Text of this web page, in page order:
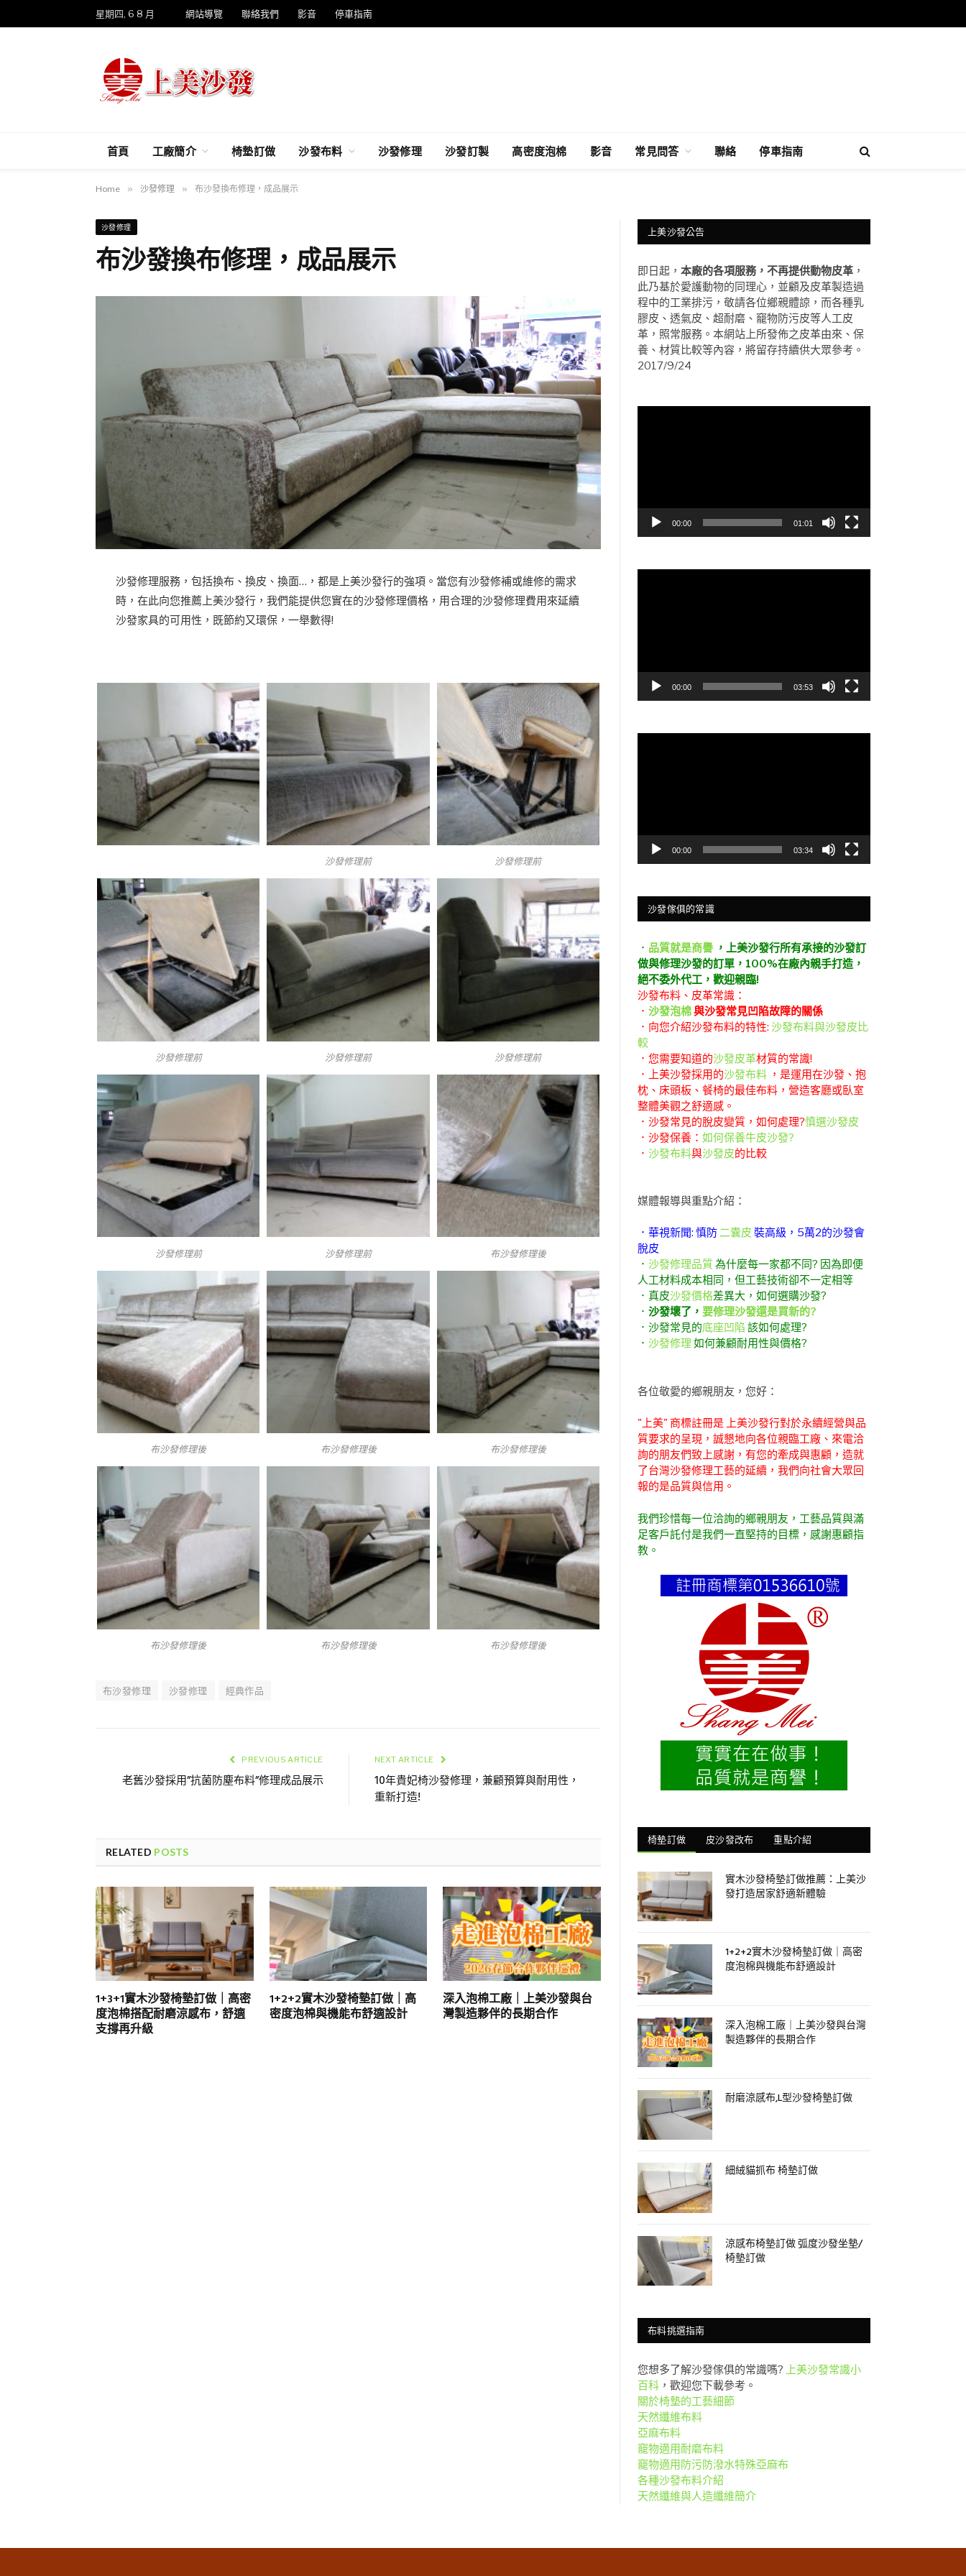
星期四, 6 8 月 網站導覽 聯絡我們 影音 停車指南
首頁 工廠簡介 椅墊訂做 沙發布料 沙發修理 沙發訂製 高密度泡棉 影音 常見問答 聯絡 停車指南
Home » 沙發修理 » 布沙發換布修理，成品展示
沙發修理
布沙發換布修理，成品展示
沙發修理服務，包括換布、換皮、換面…，都是上美沙發行的強項。當您有沙發修補或維修的需求
時，在此向您推薦上美沙發行，我們能提供您實在的沙發修理價格，用合理的沙發修理費用來延續
沙發家具的可用性，既節約又環保，一舉數得!
沙發修理前 沙發修理前
沙發修理前 沙發修理前 沙發修理前
沙發修理前 沙發修理前 布沙發修理後
布沙發修理後 布沙發修理後 布沙發修理後
布沙發修理後 布沙發修理後 布沙發修理後
布沙發修理 沙發修理 經典作品
PREVIOUS ARTICLE
老舊沙發採用”抗菌防塵布料”修理成品展示
NEXT ARTICLE
10年貴妃椅沙發修理，兼顧預算與耐用性，
重新打造!
RELATED POSTS
1+3+1實木沙發椅墊訂做｜高密
度泡棉搭配耐磨涼感布，舒適
支撐再升級
1+2+2實木沙發椅墊訂做｜高
密度泡棉與機能布舒適設計
深入泡棉工廠｜上美沙發與台
灣製造夥伴的長期合作
上美沙發公告
即日起， 本廠的各項服務，不再提供動物皮革 ，
此乃基於愛護動物的同理心，並顧及皮革製造過
程中的工業排污，敬請各位鄉親體諒，而各種乳
膠皮、透氣皮、超耐磨、竉物防污皮等人工皮
革，照常服務。本網站上所發佈之皮革由來、保
養、材質比較等內容，將留存持續供大眾參考。
2017/9/24
00:00 01:01
00:00 03:53
00:00 03:34
沙發傢俱的常識
． 品質就是商譽，上美沙發行所有承接的沙發訂
做與修理沙發的訂單，100%在廠內親手打造，
絕不委外代工，歡迎親臨!
沙發布料、皮革常識：
． 沙發泡棉與沙發常見凹陷故障的關係
．向您介紹沙發布料的特性: 沙發布料與沙發皮比
較
．您需要知道的沙發皮革材質的常識!
．上美沙發採用的沙發布料 ，是運用在沙發、抱
枕、床頭板、餐椅的最佳布料，營造客廳或臥室
整體美觀之舒適感。
．沙發常見的脫皮變質，如何處理?慎選沙發皮
．沙發保養： 如何保養牛皮沙發?
． 沙發布料與沙發皮的比較
媒體報導與重點介紹：
．華視新聞: 慎防二囊皮 裝高級，5萬2的沙發會
脫皮
． 沙發修理品質為什麼每一家都不同? 因為即便
人工材料成本相同，但工藝技術卻不一定相等
．真皮沙發價格差異大，如何選購沙發?
． 沙發壞了， 要修理沙發還是買新的?
．沙發常見的底座凹陷 該如何處理?
． 沙發修理 如何兼顧耐用性與價格?
各位敬愛的鄉親朋友，您好：
"上美" 商標註冊是 上美沙發行對於永續經營與品
質要求的呈現，誠懇地向各位親臨工廠、來電洽
詢的朋友們致上感謝，有您的牽成與惠顧，造就
了台灣沙發修理工藝的延續，我們向社會大眾回
報的是品質與信用。
我們珍惜每一位洽詢的鄉親朋友，工藝品質與滿
足客戶託付是我們一直堅持的目標，感謝惠顧指
教。
椅墊訂做 皮沙發改布 重點介紹
實木沙發椅墊訂做推薦：上美沙
發打造居家舒適新體驗
1+2+2實木沙發椅墊訂做｜高密
度泡棉與機能布舒適設計
深入泡棉工廠｜上美沙發與台灣
製造夥伴的長期合作
耐磨涼感布,L型沙發椅墊訂做
細絨貓抓布 椅墊訂做
涼感布椅墊訂做 弧度沙發坐墊/
椅墊訂做
布料挑選指南
您想多了解沙發傢俱的常識嗎?
上美沙發常識小
百科 ，歡迎您下載參考。
關於椅墊的工藝細節
天然纖維布料
亞麻布料
竉物適用耐磨布料
竉物適用防污防潑水特殊亞麻布
各種沙發布料介紹
天然纖維與人造纖維簡介